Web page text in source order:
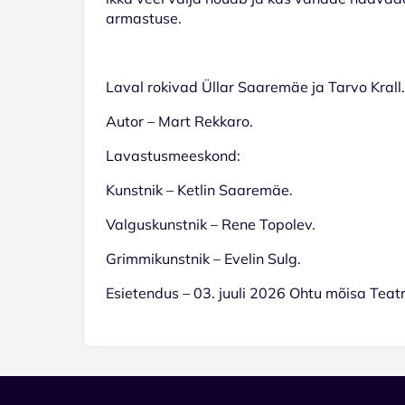
armastuse.
Laval rokivad Üllar Saaremäe ja Tarvo Krall.
Autor – Mart Rekkaro.
Lavastusmeeskond:
Kunstnik – Ketlin Saaremäe.
Valguskunstnik – Rene Topolev.
Grimmikunstnik – Evelin Sulg.
Esietendus – 03. juuli 2026 Ohtu mõisa